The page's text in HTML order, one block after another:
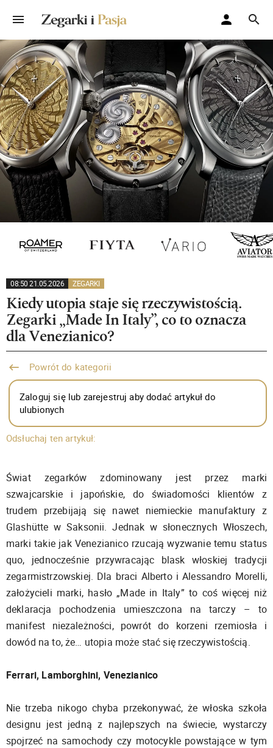
08:50 21.05.2026 ZEGARKI
Kiedy utopia staje się rzeczywistością.
Zegarki „Made In Italy”, co to oznacza
dla Venezianico?
Powrót do kategorii
Zaloguj się lub zarejestruj aby dodać artykuł do
ulubionych
Odsłuchaj ten artykuł:
Świat zegarków zdominowany jest przez marki
szwajcarskie i japońskie, do świadomości klientów z
trudem przebijają się nawet niemieckie manufaktury z
Glashütte w Saksonii. Jednak w słonecznych Włoszech,
marki takie jak Venezianico rzucają wyzwanie temu status
quo, jednocześnie przywracając blask włoskiej tradycji
zegarmistrzowskiej. Dla braci Alberto i Alessandro Morelli,
założycieli marki, hasło „Made in Italy” to coś więcej niż
deklaracja pochodzenia umieszczona na tarczy – to
manifest niezależności, powrót do korzeni rzemiosła i
dowód na to, że… utopia może stać się rzeczywistością.
Ferrari, Lamborghini, Venezianico
Nie trzeba nikogo chyba przekonywać, że włoska szkoła
designu jest jedną z najlepszych na świecie, wystarczy
spojrzeć na samochody czy motocykle powstające w tym